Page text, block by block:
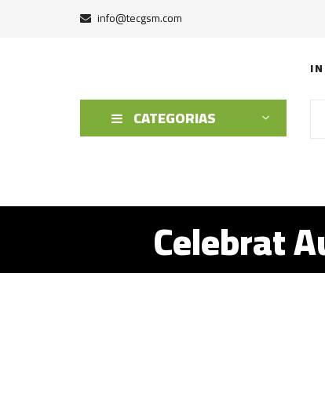
info@tecgsm.com
CATEGORIAS
Celebrat